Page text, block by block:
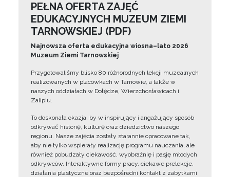
PEŁNA OFERTA ZAJĘĆ
EDUKACYJNYCH MUZEUM ZIEMI
TARNOWSKIEJ (PDF)
Najnowsza oferta edukacyjna wiosna–lato 2026
Muzeum Ziemi Tarnowskiej
Przygotowaliśmy blisko 80 różnorodnych lekcji muzealnych
realizowanych w placówkach w Tarnowie, a także w
naszych oddziałach w Dołędze, Wierzchosławicach i
Zalipiu.
To doskonała okazja, by w inspirujący i angażujący sposób
odkrywać historię, kulturę oraz dziedzictwo naszego
regionu. Nasze zajęcia zostały starannie opracowane tak,
aby nie tylko wspierały realizację programu nauczania, ale
również pobudzały ciekawość, wyobraźnię i pasję młodych
odkrywców. Interaktywne formy pracy, ciekawe prelekcje,
działania plastyczne oraz bezpośredni kontakt z zabytkami